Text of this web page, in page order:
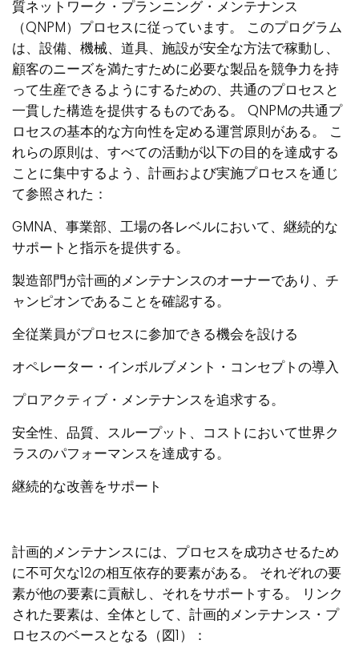
質ネットワーク・プランニング・メンテナンス
（QNPM）プロセスに従っています。 このプログラム
は、設備、機械、道具、施設が安全な方法で稼動し、
顧客のニーズを満たすために必要な製品を競争力を持
って生産できるようにするための、共通のプロセスと
一貫した構造を提供するものである。 QNPMの共通プ
ロセスの基本的な方向性を定める運営原則がある。 こ
れらの原則は、すべての活動が以下の目的を達成する
ことに集中するよう、計画および実施プロセスを通じ
て参照された：
GMNA、事業部、工場の各レベルにおいて、継続的な
サポートと指示を提供する。
製造部門が計画的メンテナンスのオーナーであり、チ
ャンピオンであることを確認する。
全従業員がプロセスに参加できる機会を設ける
オペレーター・インボルブメント・コンセプトの導入
プロアクティブ・メンテナンスを追求する。
安全性、品質、スループット、コストにおいて世界ク
ラスのパフォーマンスを達成する。
継続的な改善をサポート
計画的メンテナンスには、プロセスを成功させるため
に不可欠な12の相互依存的要素がある。 それぞれの要
素が他の要素に貢献し、それをサポートする。 リンク
された要素は、全体として、計画的メンテナンス・プ
ロセスのベースとなる（図1）：